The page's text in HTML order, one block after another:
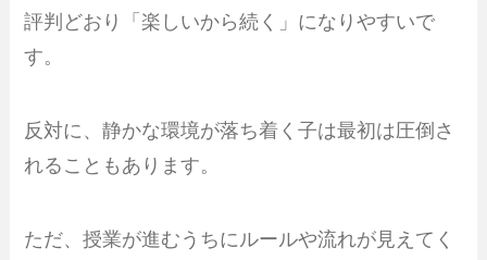
評判どおり「楽しいから続く」になりやすいで
す。
反対に、静かな環境が落ち着く子は最初は圧倒さ
れることもあります。
ただ、授業が進むうちにルールや流れが見えてく